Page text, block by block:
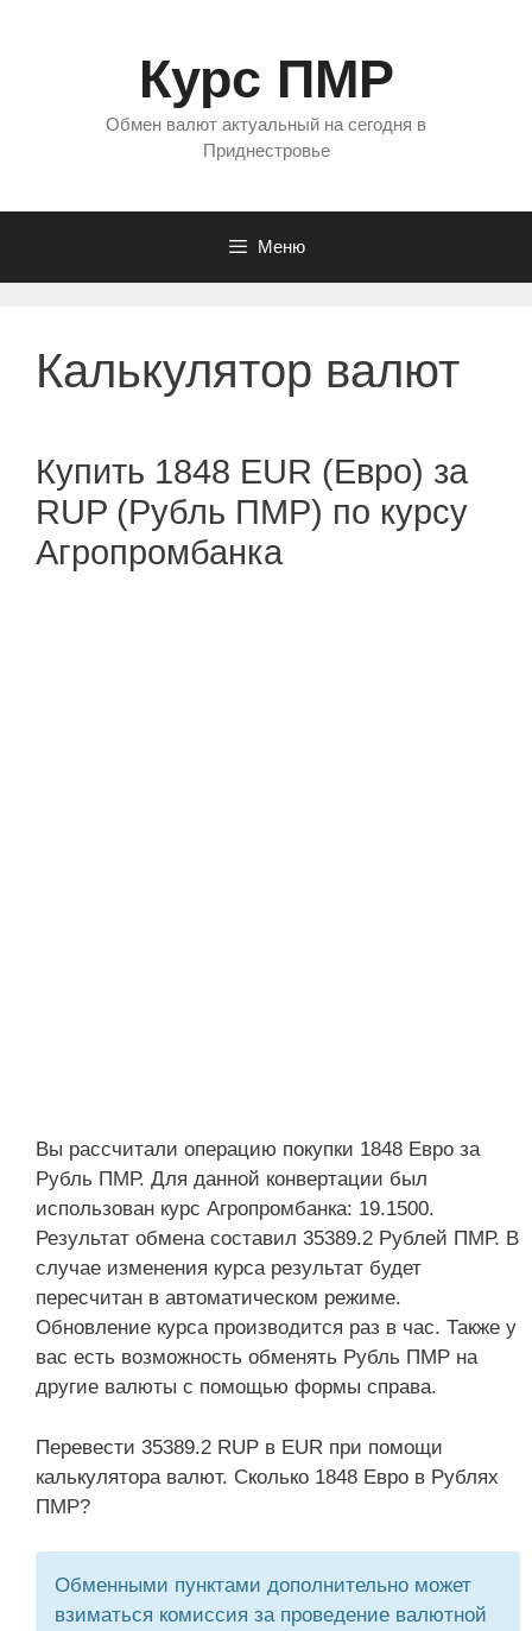
Курс ПМР
Обмен валют актуальный на сегодня в
Приднестровье
Меню
Калькулятор валют
Купить 1848 EUR (Евро) за
RUP (Рубль ПМР) по курсу
Агропромбанка
Вы рассчитали операцию покупки 1848 Евро за
Рубль ПМР. Для данной конвертации был
использован курс Агропромбанка: 19.1500.
Результат обмена составил 35389.2 Рублей ПМР. В
случае изменения курса результат будет
пересчитан в автоматическом режиме.
Обновление курса производится раз в час. Также у
вас есть возможность обменять Рубль ПМР на
другие валюты с помощью формы справа.
Перевести 35389.2 RUP в EUR при помощи
калькулятора валют. Сколько 1848 Евро в Рублях
ПМР?
Обменными пунктами дополнительно может
взиматься комиссия за проведение валютной